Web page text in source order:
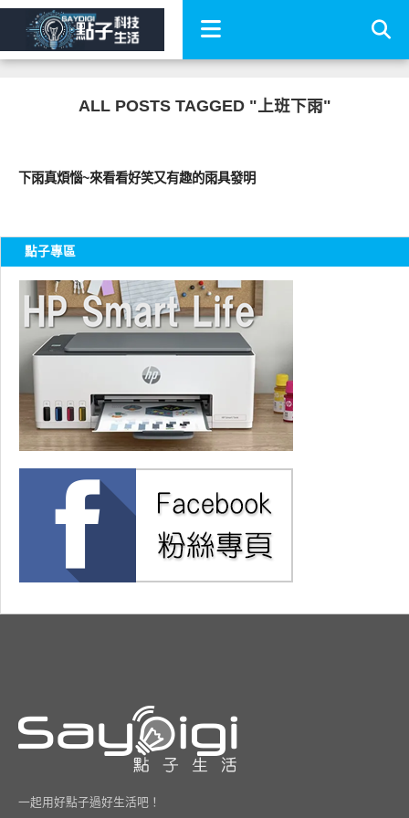
ALL POSTS TAGGED "上班下雨"
下雨真煩惱~來看看好笑又有趣的雨具發明
點子專區
一起用好點子過好生活吧！